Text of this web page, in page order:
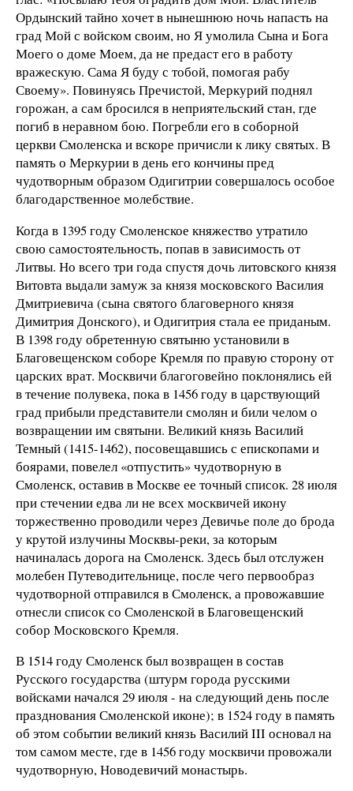
Ордынский тайно хочет в нынешнюю ночь напасть на
град Мой с войском своим, но Я умолила Сына и Бога
Моего о доме Моем, да не предаст его в работу
вражескую. Сама Я буду с тобой, помогая рабу
Своему». Повинуясь Пречистой, Меркурий поднял
горожан, а сам бросился в неприятельский стан, где
погиб в неравном бою. Погребли его в соборной
церкви Смоленска и вскоре причисли к лику святых. В
память о Меркурии в день его кончины пред
чудотворным образом Одигитрии совершалось особое
благодарственное молебствие.
Когда в 1395 году Смоленское княжество утратило
свою самостоятельность, попав в зависимость от
Литвы. Но всего три года спустя дочь литовского князя
Витовта выдали замуж за князя московского Василия
Дмитриевича (сына святого благоверного князя
Димитрия Донского), и Одигитрия стала ее приданым.
В 1398 году обретенную святыню установили в
Благовещенском соборе Кремля по правую сторону от
царских врат. Москвичи благоговейно поклонялись ей
в течение полувека, пока в 1456 году в царствующий
град прибыли представители смолян и били челом о
возвращении им святыни. Великий князь Василий
Темный (1415-1462), посовещавшись с епископами и
боярами, повелел «отпустить» чудотворную в
Смоленск, оставив в Москве ее точный список. 28 июля
при стечении едва ли не всех москвичей икону
торжественно проводили через Девичье поле до брода
у крутой излучины Москвы-реки, за которым
начиналась дорога на Смоленск. Здесь был отслужен
молебен Путеводительнице, после чего первообраз
чудотворной отправился в Смоленск, а провожавшие
отнесли список со Смоленской в Благовещенский
собор Московского Кремля.
В 1514 году Смоленск был возвращен в состав
Русского государства (штурм города русскими
войсками начался 29 июля - на следующий день после
празднования Смоленской иконе); в 1524 году в память
об этом событии великий князь Василий III основал на
том самом месте, где в 1456 году москвичи провожали
чудотворную, Новодевичий монастырь.